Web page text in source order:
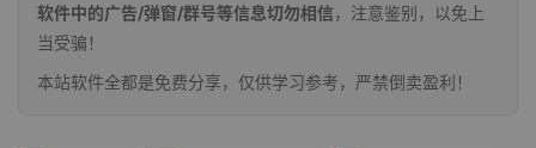
软件中的广告/弹窗/群号等信息切勿相信，注意鉴别，以免上
当受骗！
本站软件全都是免费分享，仅供学习参考，严禁倒卖盈利！